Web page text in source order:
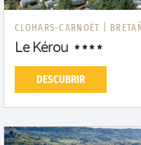
CLOHARS-CARNOËT |
Le Kérou
DESCUBRIR